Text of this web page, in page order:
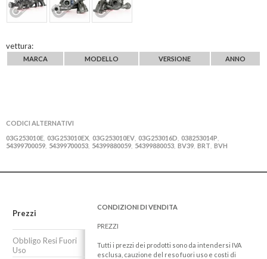
vettura:
MARCA MODELLO VERSIONE ANNO
CODICI ALTERNATIVI
03G253010E 03G253010EX 03G253010EV 03G253016D 038253014P
54399700059 54399700053 54399880059 54399880053 BV39 BRT BVH
Prezzi
Obbligo Resi Fuori
Uso
CONDIZIONI DI VENDITA
PREZZI
Tutti i prezzi dei prodotti sono da intendersi IVA
esclusa, cauzione del reso fuori uso e costi di